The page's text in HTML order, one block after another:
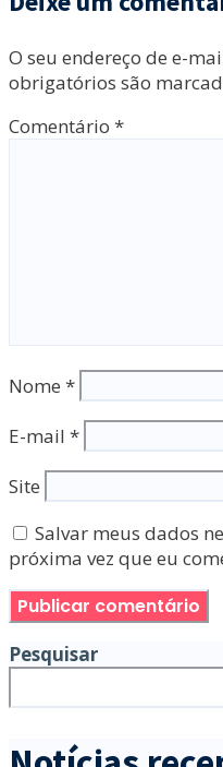
O seu endereço de e-
obrigatórios são
Comentário *
Nome *
E-mail *
Site
Salvar meus dados
próxima vez que eu
Pesquisar